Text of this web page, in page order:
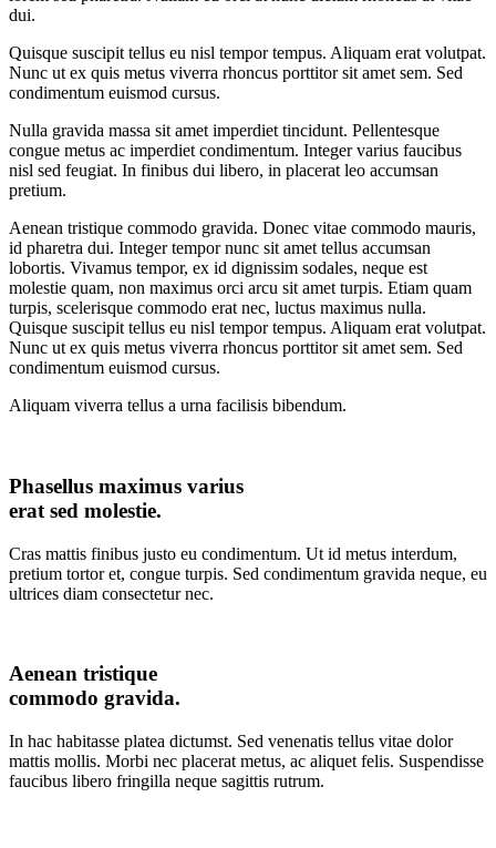
dui.
Quisque suscipit tellus eu nisl tempor tempus. Aliquam erat volutpat.
Nunc ut ex quis metus viverra rhoncus porttitor sit amet sem. Sed
condimentum euismod cursus.
Nulla gravida massa sit amet imperdiet tincidunt. Pellentesque
congue metus ac imperdiet condimentum. Integer varius faucibus
nisl sed feugiat. In finibus dui libero, in placerat leo accumsan
pretium.
Aenean tristique commodo gravida. Donec vitae commodo mauris,
id pharetra dui. Integer tempor nunc sit amet tellus accumsan
lobortis. Vivamus tempor, ex id dignissim sodales, neque est
molestie quam, non maximus orci arcu sit amet turpis. Etiam quam
turpis, scelerisque commodo erat nec, luctus maximus nulla.
Quisque suscipit tellus eu nisl tempor tempus. Aliquam erat volutpat.
Nunc ut ex quis metus viverra rhoncus porttitor sit amet sem. Sed
condimentum euismod cursus.
Aliquam viverra tellus a urna facilisis bibendum.
Phasellus maximus varius
erat sed molestie.
Cras mattis finibus justo eu condimentum. Ut id metus interdum,
pretium tortor et, congue turpis. Sed condimentum gravida neque, eu
ultrices diam consectetur nec.
Aenean tristique
commodo gravida.
In hac habitasse platea dictumst. Sed venenatis tellus vitae dolor
mattis mollis. Morbi nec placerat metus, ac aliquet felis. Suspendisse
faucibus libero fringilla neque sagittis rutrum.